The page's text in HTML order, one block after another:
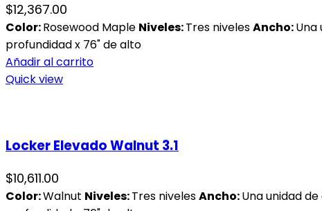
$12,367.00
Color:Rosewood Maple Niveles:Tres nivelesAncho:Una
profundidad x 76" de alto
Añadir al carrito
Quick view
Locker Elevado Walnut 3.1
$10,611.00
Color:Walnut Niveles:Tres nivelesAncho:Una unidad